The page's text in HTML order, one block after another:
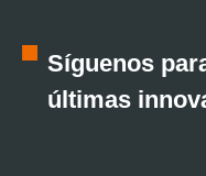
Síguenos
últimas